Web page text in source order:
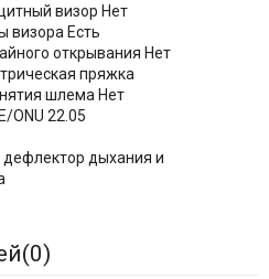
визор Нет
визора Есть
открывания Нет
пряжка
шлема Нет
ONU 22.05
дыхания и
0)